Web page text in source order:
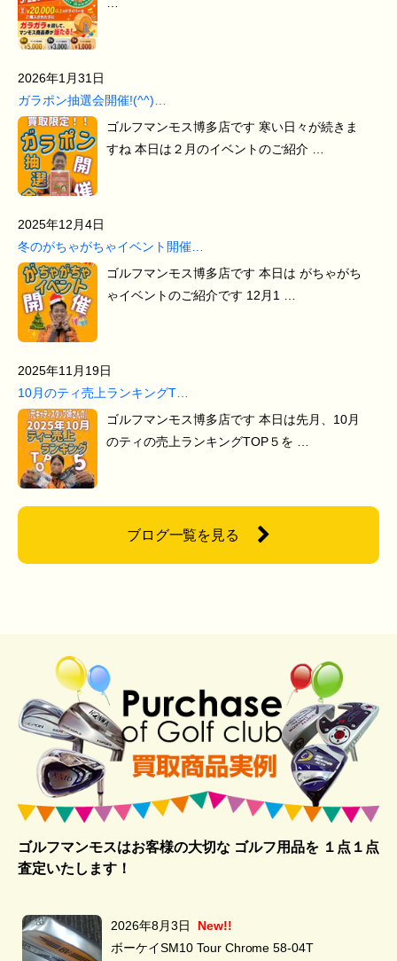
2026年1月31日
ガラポン抽選会開催!(^^)…
ゴルフマンモス博多店です 寒い日々が続きま
すね 本日は２月のイベントのご紹介 …
2025年12月4日
冬のがちゃがちゃイベント開催…
ゴルフマンモス博多店です 本日は がちゃがち
ゃイベントのご紹介です 12月1 …
2025年11月19日
10月のティ売上ランキングT…
ゴルフマンモス博多店です 本日は先月、10月
のティの売上ランキングTOP５を …
ブログ一覧を見る
ゴルフマンモスはお客様の大切な ゴルフ用品を１点１点
査定いたします！
2026年8月3日
New!!
ボーケイSM10 Tour Chrome 58-04T